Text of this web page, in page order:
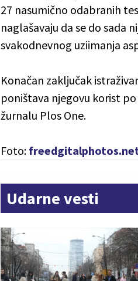
27 nasumično odabranih
naglašavaju da se do sada
svakodnevnog uziimanja
Konačan zaključak
poništava njegovu korist
žurnalu Plos One.
Foto:
Udarne vesti